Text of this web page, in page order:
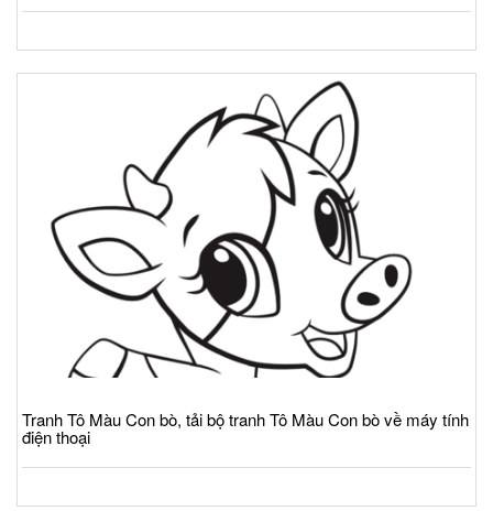
Tranh Tô Màu Con bò, tải bộ tranh Tô Màu Con bò về máy tính
điện thoại